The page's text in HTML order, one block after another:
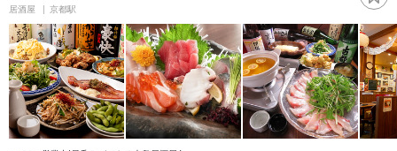
居酒屋 京都駅